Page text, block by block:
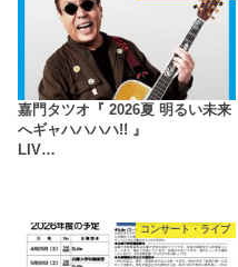
嘉門タツオ『 2026夏 明るい未来
へギャハハハハ!! 』
LIV…
コンサート・ライブ